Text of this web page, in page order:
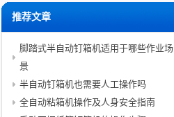
推荐文章
脚踏式半自动钉箱机适用于哪些作业场
景
半自动钉箱机也需要人工操作吗
全自动粘箱机操作及人身安全指南